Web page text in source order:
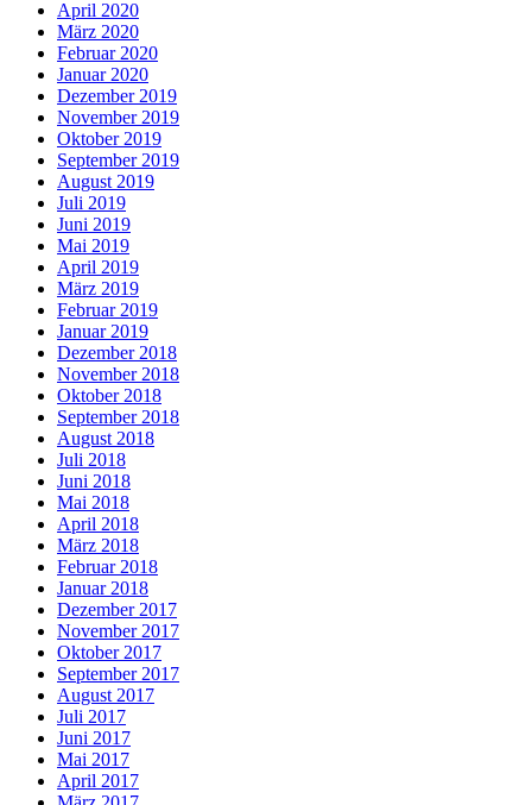
April 2020
März 2020
Februar 2020
Januar 2020
Dezember 2019
November 2019
Oktober 2019
September 2019
August 2019
Juli 2019
Juni 2019
Mai 2019
April 2019
März 2019
Februar 2019
Januar 2019
Dezember 2018
November 2018
Oktober 2018
September 2018
August 2018
Juli 2018
Juni 2018
Mai 2018
April 2018
März 2018
Februar 2018
Januar 2018
Dezember 2017
November 2017
Oktober 2017
September 2017
August 2017
Juli 2017
Juni 2017
Mai 2017
April 2017